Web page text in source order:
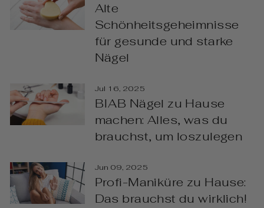
Alte
Schönheitsgeheimnisse
für gesunde und starke
Nägel
Jul 16, 2025
BIAB Nägel zu Hause
machen: Alles, was du
brauchst, um loszulegen
Jun 09, 2025
Profi-Maniküre zu Hause:
Das brauchst du wirklich!